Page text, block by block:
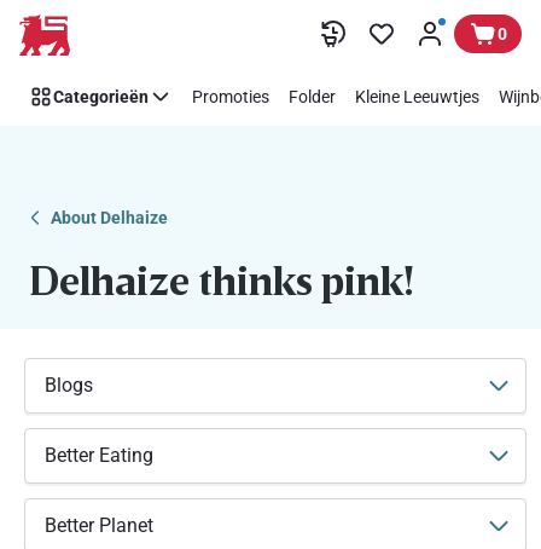
Overslaan
Makkelijk
Think
steunen
0
Categorieën Promoties Folder Kleine Leeuwtjes
About Delhaize
Delhaize thinks pink!
Blogs
Better Eating
Better Planet